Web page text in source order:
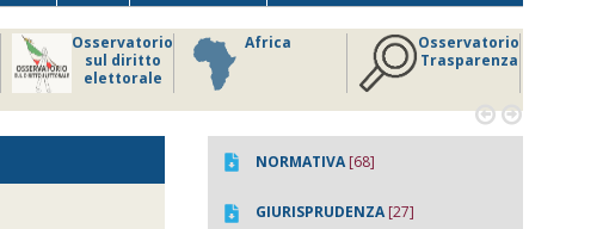
Osservatorio
sul diritto
elettorale
Africa
Osservatorio
Trasparenza
 
NORMATIVA[68]
GIURISPRUDENZA[27]